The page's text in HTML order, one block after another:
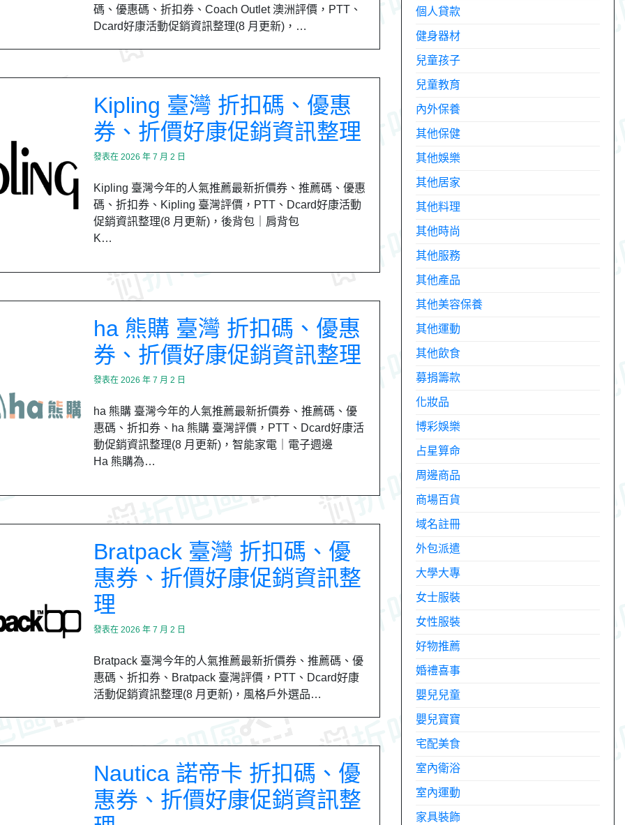
碼、優惠碼、折扣券、Coach Outlet 澳洲評價，PTT、
Dcard好康活動促銷資訊整理(8 月更新)，…
Kipling 臺灣 折扣碼、優惠
券、折價好康促銷資訊整理
發表在 2026 年 7 月 2 日
Kipling 臺灣今年的人氣推薦最新折價券、推薦碼、優惠
碼、折扣券、Kipling 臺灣評價，PTT、Dcard好康活動
促銷資訊整理(8 月更新)，後背包｜肩背包
K…
ha 熊購 臺灣 折扣碼、優惠
券、折價好康促銷資訊整理
發表在 2026 年 7 月 2 日
ha 熊購 臺灣今年的人氣推薦最新折價券、推薦碼、優
惠碼、折扣券、ha 熊購 臺灣評價，PTT、Dcard好康活
動促銷資訊整理(8 月更新)，智能家電｜電子週邊
Ha 熊購為…
Bratpack 臺灣 折扣碼、優
惠券、折價好康促銷資訊整
理
發表在 2026 年 7 月 2 日
Bratpack 臺灣今年的人氣推薦最新折價券、推薦碼、優
惠碼、折扣券、Bratpack 臺灣評價，PTT、Dcard好康
活動促銷資訊整理(8 月更新)，風格戶外選品…
Nautica 諾帝卡 折扣碼、優
惠券、折價好康促銷資訊整
個人貸款
健身器材
兒童孩子
兒童教育
內外保養
其他保健
其他娛樂
其他居家
其他料理
其他時尚
其他服務
其他產品
其他美容保養
其他運動
其他飲食
募捐籌款
化妝品
博彩娛樂
占星算命
周邊商品
商場百貨
域名註冊
外包派遣
大學大專
女士服裝
女性服裝
好物推薦
婚禮喜事
嬰兒兒童
嬰兒寶寶
宅配美食
室內衛浴
室內運動
家具裝飾